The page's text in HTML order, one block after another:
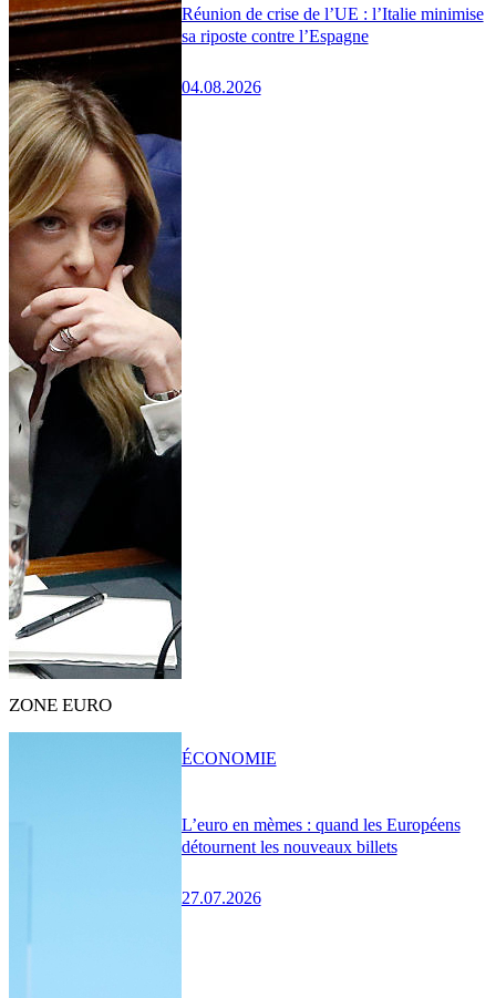
Réunion de crise de l’UE : l’Italie minimise
sa riposte contre l’Espagne
04.08.2026
ZONE EURO
L’euro en mèmes : quand les Européens
détournent les nouveaux billets
27.07.2026
ÉCONOMIE